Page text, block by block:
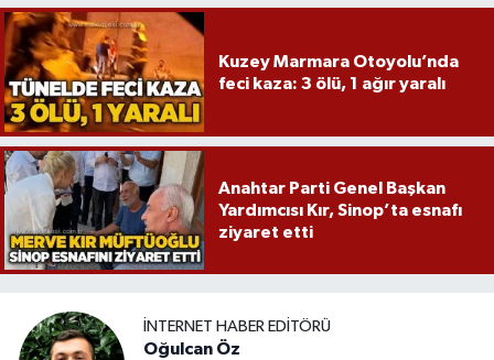
Kuzey Marmara Otoyolu’nda
feci kaza: 3 ölü, 1 ağır yaralı
Anahtar Parti Genel Başkan
Yardımcısı Kır, Sinop’ta esnafı
ziyaret etti
İNTERNET HABER EDITÖRÜ
Oğulcan Öz